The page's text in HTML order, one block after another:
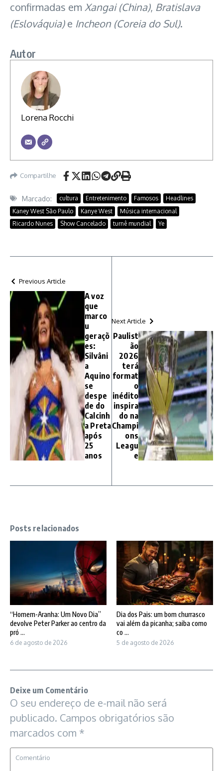
confirmadas em Xangai (China), Bratislava
(Eslováquia)e Incheon (Coreia do Sul).
Autor
Lorena Rocchi
Compartilhe
Marcado: cultura Entretenimento Famosos
Headlines
Kaney West São Paulo
Kanye West
Música internacional
Ricardo Nunes
Show Cancelado turnê mundial Ye
Previous Article
A voz
que
marco
u
geraçõ
es:
Silvâni
a
Aquino
se
despe
de do
Calcinh
a Preta
após
25
anos
Next Article
Paulist
ão
2026
terá
format
o
inédito
inspira
do na
Champi
ons
Leagu
e
Posts relacionados
“Homem-Aranha: Um Novo Dia”
devolve Peter Parker ao centro da
pró ...
6 de agosto de 2026
Dia dos Pais: um bom churrasco
vai além da picanha; saiba como
co ...
5 de agosto de 2026
Deixe um Comentário
O seu endereço de e-mail não será
publicado. Campos obrigatórios são
marcados com *